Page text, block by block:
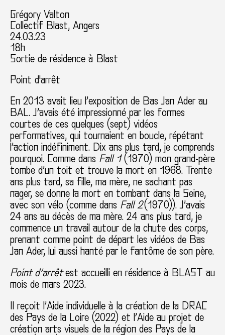
Grégory Valton
Collectif Blast, Angers
24.03.23
18h
Sortie de résidence à Blast
Point d'arrêt
En 2013 avait lieu l’exposition de Bas Jan Ader au
BAL. J’avais été impressionné par les formes
courtes de ces quelques (sept) vidéos
performatives, qui tournaient en boucle, répétant
l’action indéfiniment. Dix ans plus tard, je comprends
pourquoi. Comme dans Fall 1(1970) mon grand-père
tombe d’un toit et trouve la mort en 1968. Trente
ans plus tard, sa fille, ma mère, ne sachant pas
nager, se donne la mort en tombant dans la Seine,
avec son vélo (comme dans Fall 2(1970)). J’avais
24 ans au décès de ma mère. 24 ans plus tard, je
commence un travail autour de la chute des corps,
prenant comme point de départ les vidéos de Bas
Jan Ader, lui aussi hanté par le fantôme de son père.
Point d’arrêtest accueilli en résidence à BLAST au
mois de mars 2023.
Il reçoit l’Aide individuelle à la création de la DRAC
des Pays de la Loire (2022) et l’Aide au projet de
création arts visuels de la région des Pays de la